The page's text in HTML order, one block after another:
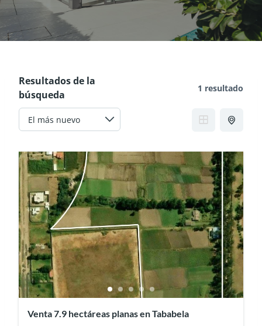
Resultados de la
búsqueda
1 resultado
Venta 7.9 hectáreas planas en Tababela